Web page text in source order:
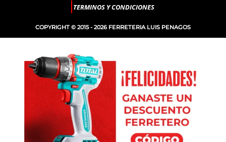
TERMINOS Y CONDICIONES
COPYRIGHT © 2015 - 2026 FERRETERIA LUIS PENAGOS